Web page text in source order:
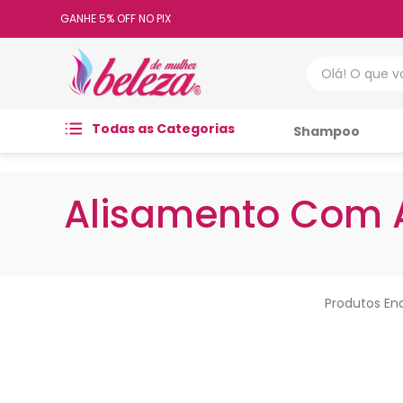
GANHE 5% OFF NO PIX
Todas as Categorias Shampoo
Alisamento Com